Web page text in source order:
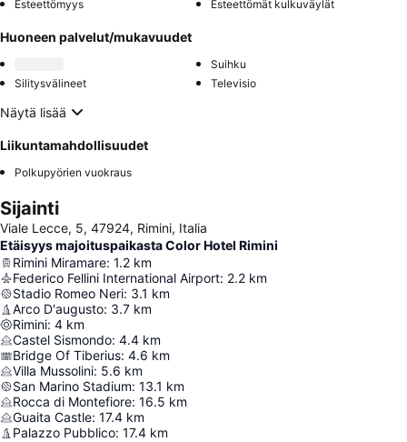
Esteettömyys Esteettömät kulkuväylät
Huoneen palvelut/mukavuudet
Suihku
Silitysvälineet
Televisio
Näytä lisää
Liikuntamahdollisuudet
Polkupyörien vuokraus
Sijainti
Viale Lecce, 5, 47924, Rimini, Italia
Etäisyys majoituspaikasta Color Hotel Rimini
Rimini Miramare: 1.2 km
Federico Fellini International Airport: 2.2 km
Stadio Romeo Neri: 3.1 km
Arco D'augusto: 3.7 km
Rimini: 4 km
Castel Sismondo: 4.4 km
Bridge Of Tiberius: 4.6 km
Villa Mussolini: 5.6 km
San Marino Stadium: 13.1 km
Rocca di Montefiore: 16.5 km
Guaita Castle: 17.4 km
Palazzo Pubblico: 17.4 km